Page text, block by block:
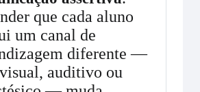
que cada aluno
um canal de
diferente —
auditivo ou